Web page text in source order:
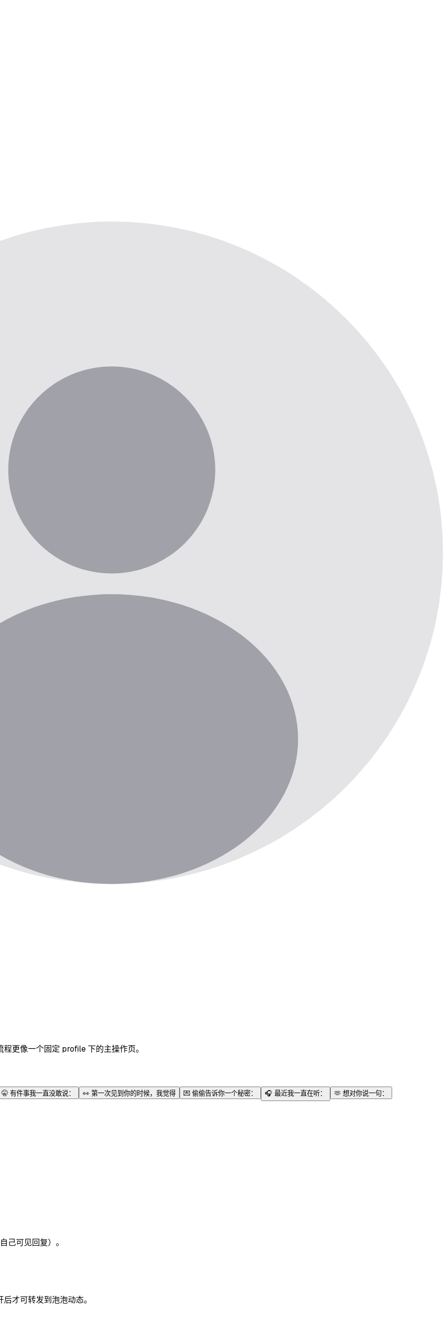
更像一个固定 profile 下的主操作页。
🤫 有件事我一直没敢说： 👀 第一次见到你的时候，我觉得 💌 偷偷告诉你一个秘密： 🎧 最近我一直在听： 🫶 想对你说一句：
己可见回复）。
才可转发到泡泡动态。